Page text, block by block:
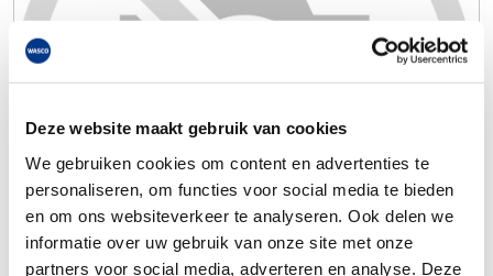
Deze website maakt gebruik van cookies
We gebruiken cookies om content en advertenties te
personaliseren, om functies voor social media te bieden
en om ons websiteverkeer te analyseren. Ook delen we
informatie over uw gebruik van onze site met onze
partners voor social media, adverteren en analyse. Deze